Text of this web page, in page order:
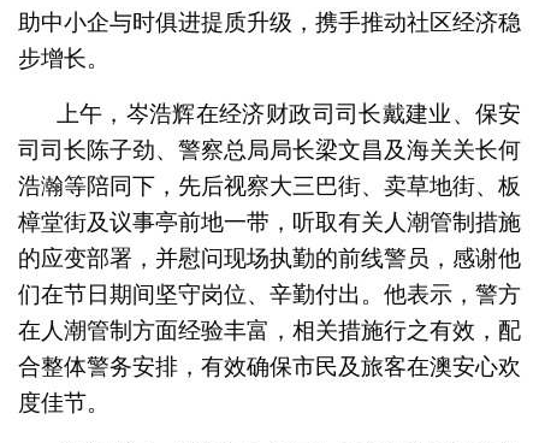
助中小企与时俱进提质升级，携手推动社区经济稳
步增长。
上午，岑浩辉在经济财政司司长戴建业、保安
司司长陈子劲、警察总局局长梁文昌及海关关长何
浩瀚等陪同下，先后视察大三巴街、卖草地街、板
樟堂街及议事亭前地一带，听取有关人潮管制措施
的应变部署，并慰问现场执勤的前线警员，感谢他
们在节日期间坚守岗位、辛勤付出。他表示，警方
在人潮管制方面经验丰富，相关措施行之有效，配
合整体警务安排，有效确保市民及旅客在澳安心欢
度佳节。